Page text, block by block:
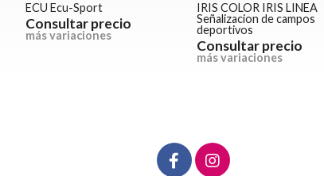
ECU Ecu-Sport
Consultar precio
más variaciones
IRIS COLOR IRIS LINEA
Señalizacion de campos
deportivos
Consultar precio
más variaciones